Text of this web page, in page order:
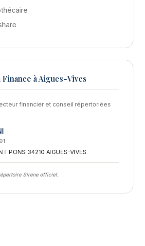
à Aigues-Vives
financier et conseil répertoriées
PONS 34210 AIGUES-VIVES
Sirene officiel.